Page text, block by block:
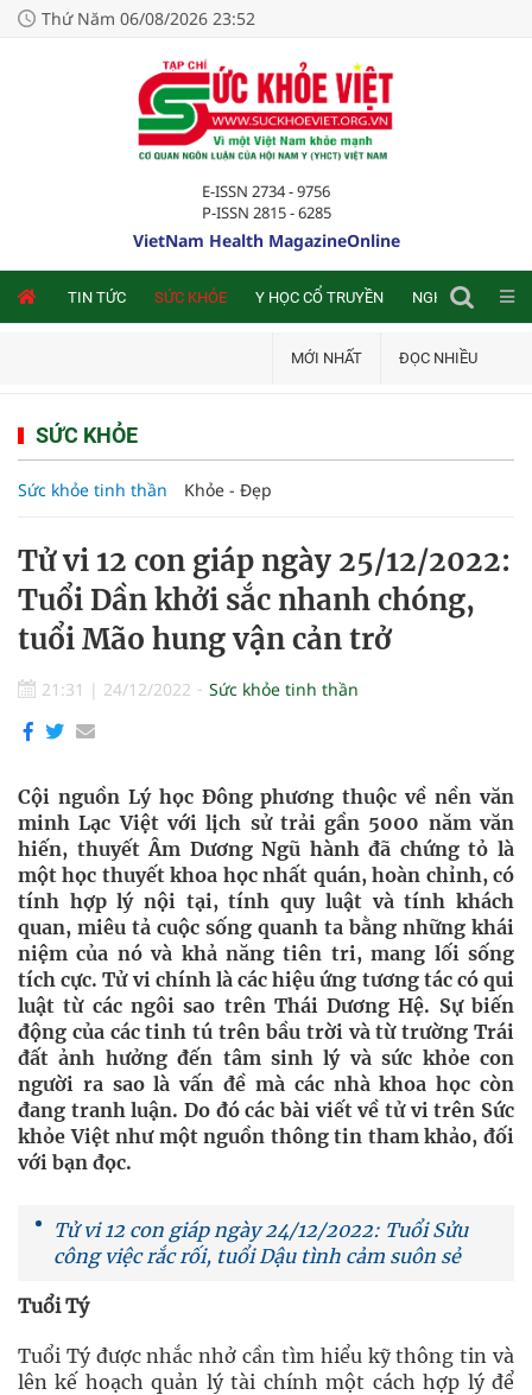
Thứ Năm 06/08/2026 23:52
E-ISSN 2734 - 9756
P-ISSN 2815 - 6285
VietNam Health MagazineOnline
TIN TỨC SỨC KHỎE Y HỌC CỔ TRUYỀN NGHIÊN CỨU
MỚI NHẤT ĐỌC NHIỀU
SỨC KHỎE
Sức khỏe tinh thần Khỏe - Đẹp
Tử vi 12 con giáp ngày 25/12/2022:
Tuổi Dần khởi sắc nhanh chóng,
tuổi Mão hung vận cản trở
21:31 | 24/12/2022 Sức khỏe tinh thần
Cội nguồn Lý học Đông phương thuộc về nền văn
minh Lạc Việt với lịch sử trải gần 5000 năm văn
hiến, thuyết Âm Dương Ngũ hành đã chứng tỏ là
một học thuyết khoa học nhất quán, hoàn chỉnh, có
tính hợp lý nội tại, tính quy luật và tính khách
quan, miêu tả cuộc sống quanh ta bằng những khái
niệm của nó và khả năng tiên tri, mang lối sống
tích cực. Tử vi chính là các hiệu ứng tương tác có qui
luật từ các ngôi sao trên Thái Dương Hệ. Sự biến
động của các tinh tú trên bầu trời và từ trường Trái
đất ảnh hưởng đến tâm sinh lý và sức khỏe con
người ra sao là vấn đề mà các nhà khoa học còn
đang tranh luận. Do đó các bài viết về tử vi trên Sức
khỏe Việt như một nguồn thông tin tham khảo, đối
với bạn đọc.
Tử vi 12 con giáp ngày 24/12/2022: Tuổi Sửu
công việc rắc rối, tuổi Dậu tình cảm suôn sẻ
Tuổi Tý
Tuổi Tý được nhắc nhở cần tìm hiểu kỹ thông tin và
lên kế hoạch quản lý tài chính một cách hợp lý để